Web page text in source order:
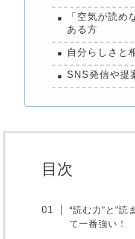
「空気が読
ある方
自分らしさと
SNS発信や提
目次
“読む力”と”読
て一番強い！